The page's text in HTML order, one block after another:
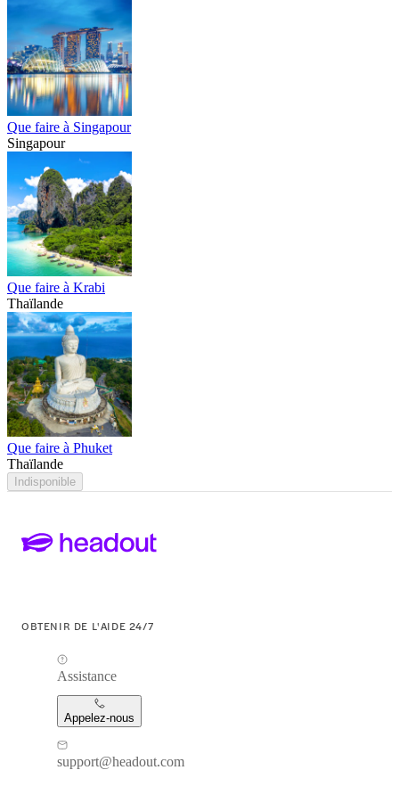
Que faire à Singapour
Singapour
Que faire à Krabi
Thaïlande
Que faire à Phuket
Thaïlande
Indisponible
OBTENIR DE L'AIDE 24/7
Assistance
Appelez-nous
support@headout.com